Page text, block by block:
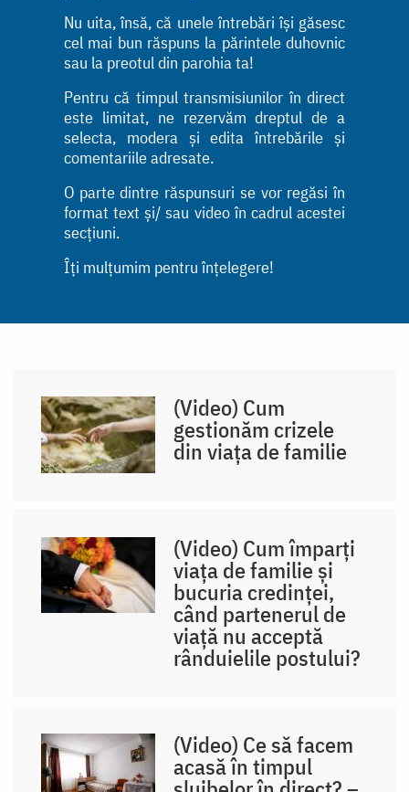
Nu uita, însă, că unele întrebări își găsesc
cel mai bun răspuns la părintele duhovnic
sau la preotul din parohia ta!
Pentru că timpul transmisiunilor în direct
este limitat, ne rezervăm dreptul de a
selecta, modera și edita întrebările și
comentariile adresate.
O parte dintre răspunsuri se vor regăsi în
format text și/ sau video în cadrul acestei
secțiuni.
Îți mulțumim pentru înțelegere!
(Video) Cum
gestionăm crizele
din viața de familie
(Video) Cum împarți
viața de familie și
bucuria credinței,
când partenerul de
viață nu acceptă
rânduielile postului?
(Video) Ce să facem
acasă în timpul